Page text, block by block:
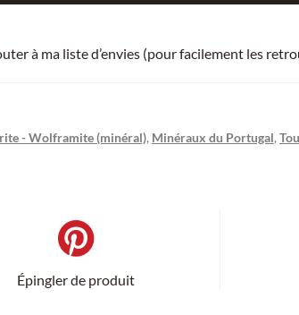
à ma liste d’envies (pour facilement les
- Wolframite (minéral), Minéraux du Portugal,
Épingler de produit